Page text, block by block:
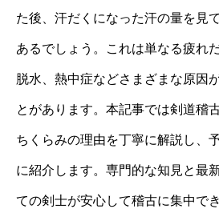
た後、汗だくになった汗の量を見
あるでしょう。これは単なる疲れ
脱水、熱中症などさまざまな原因
とがあります。本記事では剣道稽
ちくらみの理由を丁寧に解説し、
に紹介します。専門的な知見と最
ての剣士が安心して稽古に集中で